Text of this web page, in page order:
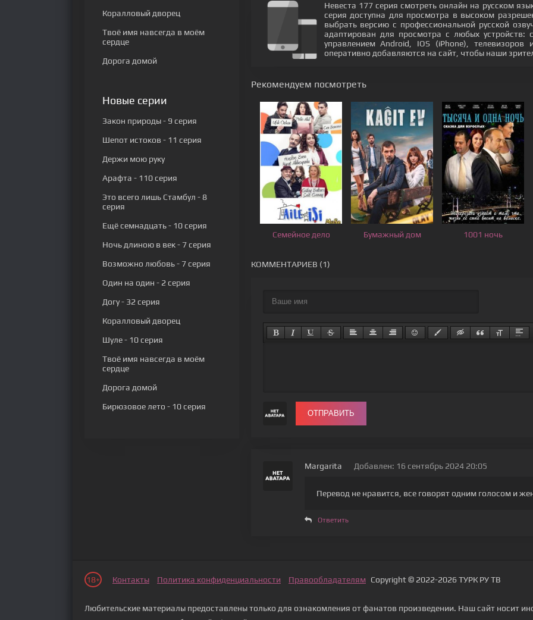
Невеста 177 серия смотреть онлайн на русском
серия доступна для просмотра в высоком
выбрать версию с профессиональной русской
адаптирован для просмотра с любых
управлением Android, IOS (iPhone),
оперативно добавляются на сайт, чтобы наши
Рекомендуем посмотреть
Семейное дело Бумажный дом 1001 ночь
КОММЕНТАРИЕВ (1)
ОТПРАВИТЬ
Margarita Добавлен: 16 сентябрь 2024 20:05
Перевод не нравится, все говорят одним голосом и
Ответить
Коралловый дворец
Твоё имя навсегда в моём
сердце
Дорога домой
Новые серии
Закон природы- 9 серия
Шепот истоков - 11 серия
Держи мою руку
Арафта - 110 серия
Это всего лишь Стамбул - 8
серия
Ещё семнадцать- 10 серия
Ночь длиною в век- 7 серия
Возможно любовь- 7 серия
Один на один - 2 серия
Догу- 32 серия
Коралловый дворец
Шуле- 10 серия
Твоё имя навсегда в моём
сердце
Дорога домой
Бирюзовое лето - 10 серия
18+ Контакты Политика конфиденциальности Правообладателям Copyright © 2022-2026 ТУРК РУ ТВ
Любительские материалы предоставлены только для ознакомления от фанатов произведении. Наш сайт носит